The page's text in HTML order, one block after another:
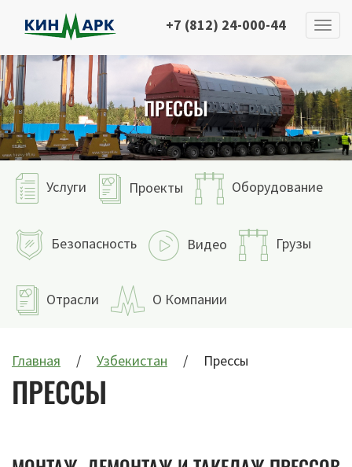
+7 (812) 24-000-44
ПРЕССЫ
Услуги Проекты Оборудование
Безопасность Видео Грузы
Отрасли О Компании
Главная Узбекистан Прессы
ПРЕССЫ